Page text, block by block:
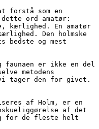
forstå som en
ord amatør:
, kærlighed. En amatør
Den holmske
bedste og mest
er ikke en del
metodens
tager den for givet.
af Holm, er en
af det
for de fleste helt